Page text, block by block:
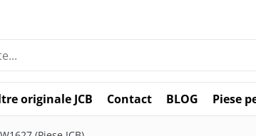
originale JCB Contact BLOG Piese